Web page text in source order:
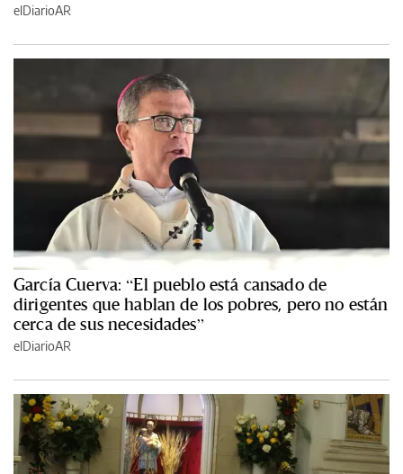
elDiarioAR
García Cuerva: “El pueblo está cansado de
dirigentes que hablan de los pobres, pero no están
cerca de sus necesidades”
elDiarioAR